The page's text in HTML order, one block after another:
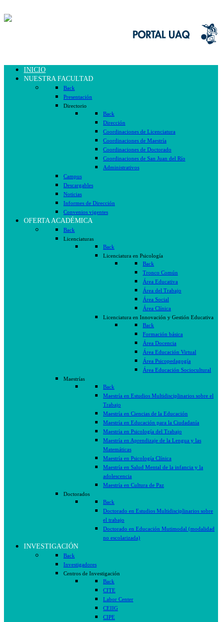
INICIO
NUESTRA FACULTAD
Back
Presentación
Directorio
Back
Dirección
Coordinaciones de Licenciatura
Coordinaciones de Maestría
Coordinaciones de Doctorado
Coordinaciones de San Juan del Río
Administrativos
Campus
Descargables
Noticias
Informes de Dirección
Convenios vigentes
OFERTA ACADÉMICA
Back
Licenciaturas
Back
Licenciatura en Psicología
Back
Tronco Común
Área Educativa
Área del Trabajo
Área Social
Área Clínica
Licenciatura en Innovación y Gestión Educativa
Back
Formación básica
Área Docencia
Área Educación Virtual
Área Psicopedagogía
Área Educación Sociocultural
Maestrías
Back
Maestría en Estudios Multidisciplinarios sobre el
Trabajo
Maestría en Ciencias de la Educación
Maestría en Educación para la Ciudadanía
Maestría en Psicología del Trabajo
Maestría en Aprendizaje de la Lengua y las
Matemáticas
Maestría en Psicología Clínica
Maestría en Salud Mental de la infancia y la
adolescencia
Maestría en Cultura de Paz
Doctorados
Back
Doctorado en Estudios Multidisciplinarios sobre
el trabajo
Doctorado en Educación Mutimodal (modalidad
no escolarizada)
INVESTIGACIÓN
Back
Investigadores
Centros de Investigación
Back
CITE
Labor Center
CEIIG
CIPE